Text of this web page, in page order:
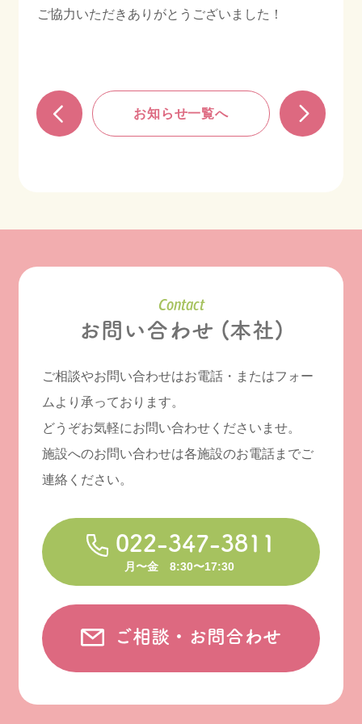
ご協力いただきありがとうございました！
お知らせ一覧へ
Contact
お問い合わせ (本社)
ご相談やお問い合わせはお電話・またはフォー
ムより承っております。
どうぞお気軽にお問い合わせくださいませ。
施設へのお問い合わせは各施設のお電話までご
連絡ください。
022-347-3811
月〜金 8:30〜17:30
ご相談・お問合わせ